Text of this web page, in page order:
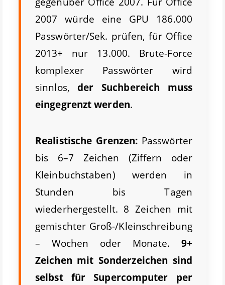
2007 würde eine GPU 186.000
Passwörter/Sek. prüfen, für Office
2013+ nur 13.000. Brute-Force
komplexer Passwörter wird
sinnlos,der Suchbereich muss
eingegrenzt werden.
Realistische Grenzen: Passwörter
bis 6–7 Zeichen (Ziffern oder
Kleinbuchstaben) werden in
Stunden bis Tagen
wiederhergestellt. 8 Zeichen mit
gemischter Groß-/Kleinschreibung
– Wochen oder Monate. 9+
Zeichen mit Sonderzeichen sind
selbst für Supercomputer per